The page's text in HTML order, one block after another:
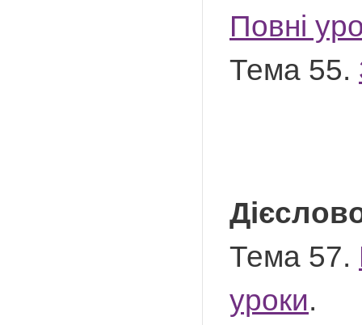
Повні
Тема 55.
Тема 57.
уроки.